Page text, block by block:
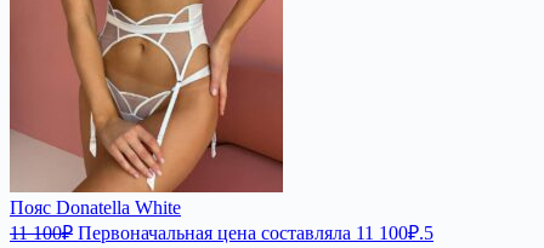
Пояс Donatella White
11 100₽ Первоначальная цена составляла 11 100₽.5